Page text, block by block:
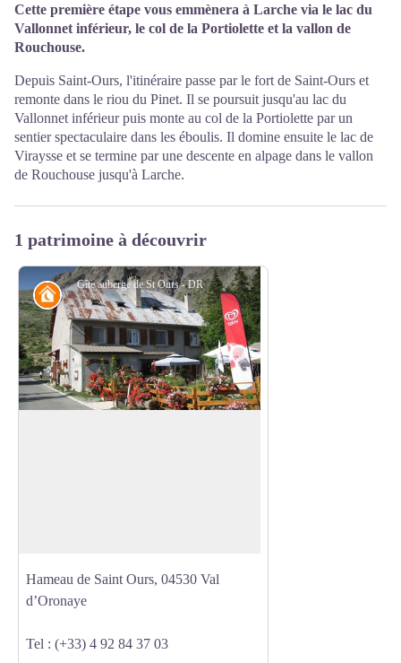
Cette première étape vous emmènera à Larche via le lac du
Vallonnet inférieur, le col de la Portiolette et la vallon de
Rouchouse.
Depuis Saint-Ours, l'itinéraire passe par le fort de Saint-Ours et
remonte dans le riou du Pinet. Il se poursuit jusqu'au lac du
Vallonnet inférieur puis monte au col de la Portiolette par un
sentier spectaculaire dans les éboulis. Il domine ensuite le lac de
Viraysse et se termine par une descente en alpage dans le vallon
de Rouchouse jusqu'à Larche.
1 patrimoine à découvrir
Gîte auberge de St Ours - DR
Refuge
Hameau de Saint Ours, 04530 Val
d’Oronaye
Tel : (+33) 4 92 84 37 03